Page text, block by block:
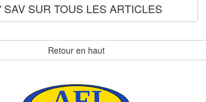
SAV SUR TOUS LES ARTICLES
Retour en haut